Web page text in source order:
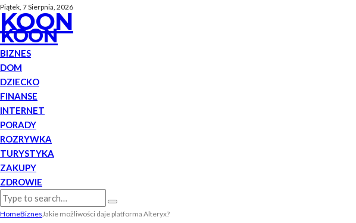
Piątek, 7 Sierpnia, 2026
KOON
KOON
BIZNES
DOM
DZIECKO
FINANSE
INTERNET
PORADY
ROZRYWKA
TURYSTYKA
ZAKUPY
ZDROWIE
HomeBiznesJakie możliwości daje platforma Alteryx?